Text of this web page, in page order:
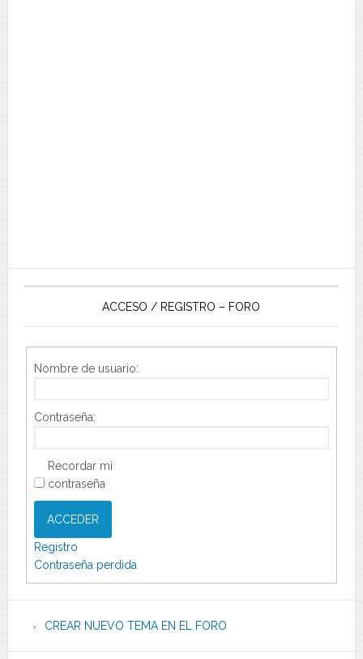
ACCESO / REGISTRO – FORO
Nombre de usuario:
Contraseña:
Recordar mi
contraseña
ACCEDER
Registro
Contraseña perdida
CREAR NUEVO TEMA EN EL FORO